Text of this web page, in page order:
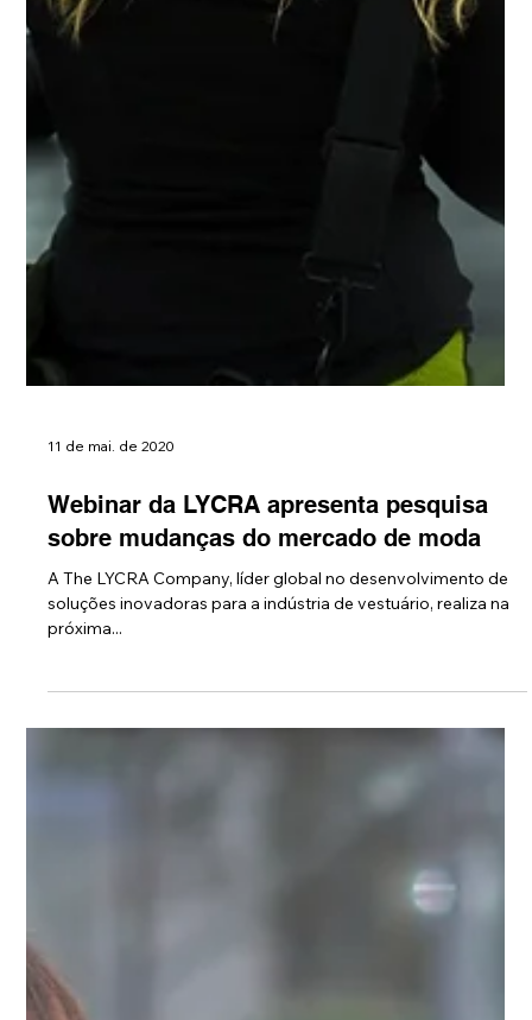
11 de mai. de 2020
Webinar da LYCRA apresenta pesquisa
sobre mudanças do mercado de moda
A The LYCRA Company, líder global no desenvolvimento de
próxima...